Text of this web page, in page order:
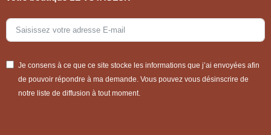
Je consens à ce que ce site stocke les informations que j’ai envoyées afin
de pouvoir répondre à ma demande. Vous pouvez vous désinscrire de
notre liste de diffusion à tout moment.